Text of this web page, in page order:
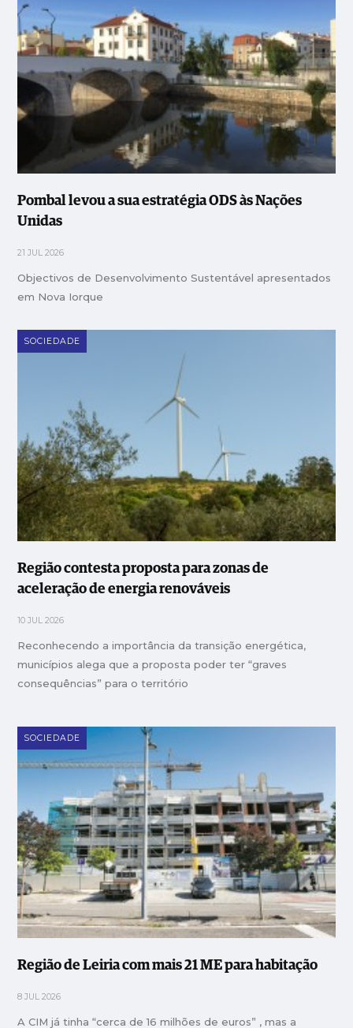
Pombal levou a sua estratégia ODS às Nações
Unidas
21 JUL 2026
Objectivos de Desenvolvimento Sustentável apresentados
em Nova Iorque
SOCIEDADE
Região contesta proposta para zonas de
aceleração de energia renováveis
10 JUL 2026
Reconhecendo a importância da transição energética,
municípios alega que a proposta poder ter “graves
consequências” para o território
SOCIEDADE
Região de Leiria com mais 21 ME para habitação
8 JUL 2026
A CIM já tinha “cerca de 16 milhões de euros” , mas a